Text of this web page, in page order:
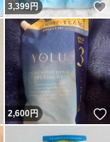
いいね！
3,399円
いいね！
2,600円